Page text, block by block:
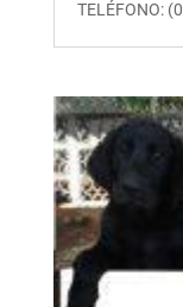
TELÉFONO: